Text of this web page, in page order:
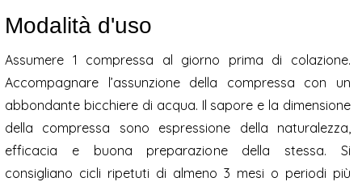
Modalità d'uso
Assumere 1 compressa al giorno prima di colazione.
Accompagnare l’assunzione della compressa con un
abbondante bicchiere di acqua. Il sapore e la dimensione
della compressa sono espressione della naturalezza,
efficacia e buona preparazione della stessa. Si
consigliano cicli ripetuti di almeno 3 mesi o periodi più